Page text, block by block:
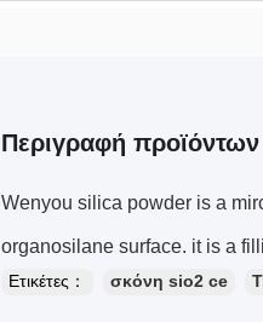
Περιγραφή προϊόντων
Wenyou silica powder is a
organosilane surface. it is a
Ετικέτες： σκόνη sio2 ce